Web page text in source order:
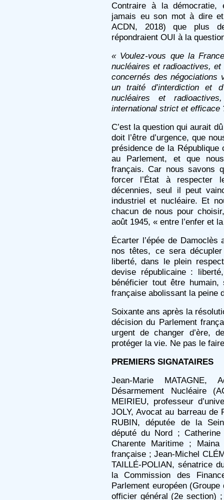
Contraire à la démocratie,
jamais eu son mot à dire
ACDN, 2018) que plus
répondraient OUI à la
« Voulez-vous que la
nucléaires et radioactives, et
concernés des négociations
un traité d’interdiction et
nucléaires et
international strict et efficace
C’est la question qui aurait
doit l’être d’urgence, que
présidence de la
au Parlement, et que
français. Car nous savons
forcer l’État à respecter
décennies, seul il peut
industriel et nucléaire. Et
chacun de nous pour
août 1945, « entre l’enfer et
Écarter l’épée de Damoclès
nos têtes, ce sera
liberté, dans le plein
devise républicaine :
bénéficier tout être
française abolissant la peine
Soixante ans après la
décision du Parlement
urgent de changer d’ère,
protéger la vie. Ne pas le
PREMIERS SIGNATAIRES
Jean-Marie
Désarmement Nucléaire
MEIRIEU, professeur
JOLY, Avocat au barreau de
RUBIN, députée de la
député du Nord ;
Charente Maritime ;
française ; Jean-Michel
TAILLÉ-POLIAN, sénatrice
la Commission des
Parlement européen
officier général (2e section)